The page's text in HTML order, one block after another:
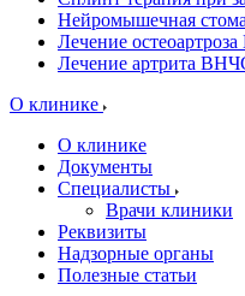
Нейромышечная
Лечение
Лечение артрита
О клинике
О клинике
Документы
Специалисты
Врачи клиники
Реквизиты
Надзорные органы
Полезные статьи